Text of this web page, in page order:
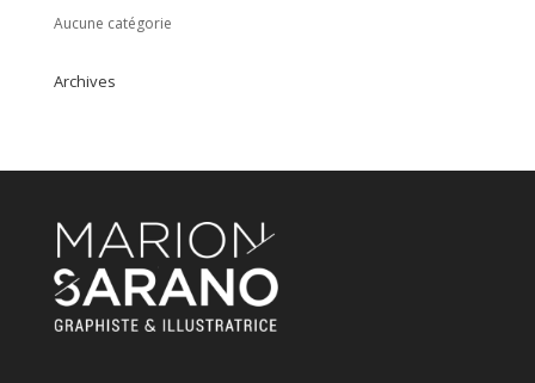
Aucune catégorie
Archives